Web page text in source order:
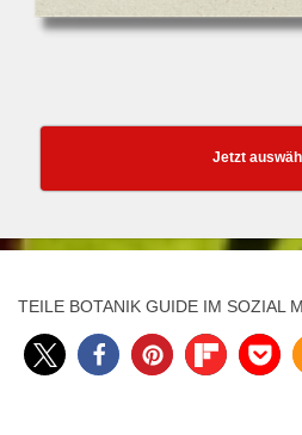
Jetzt
TEILE BOTANIK GUIDE IM SOZIAL